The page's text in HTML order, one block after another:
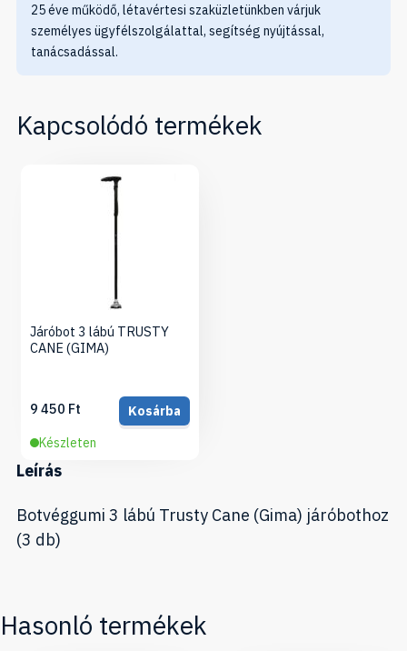
25 éve működő, létavértesi szaküzletünkben várjuk
személyes ügyfélszolgálattal, segítség nyújtással,
tanácsadással.
Kapcsolódó termékek
Járóbot 3 lábú TRUSTY
CANE (GIMA)
9 450 Ft
Kosárba
Készleten
Leírás
Botvéggumi 3 lábú Trusty Cane (Gima) járóbothoz
(3 db)
Hasonló termékek